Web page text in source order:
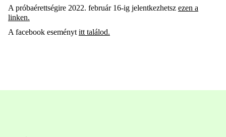
A próbaérettségire 2022. február 16-ig jelentkezhetsz ezen a
linken.
A facebook eseményt itt találod.